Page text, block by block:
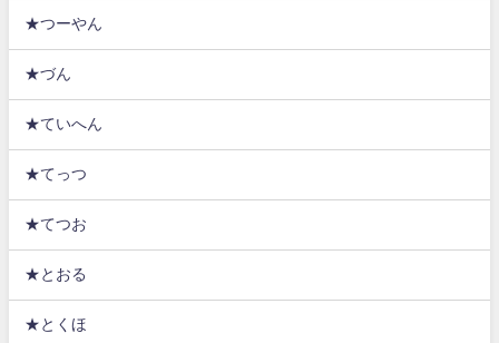
★つーやん
★づん
★ていへん
★てっつ
★てつお
★とおる
★とくほ